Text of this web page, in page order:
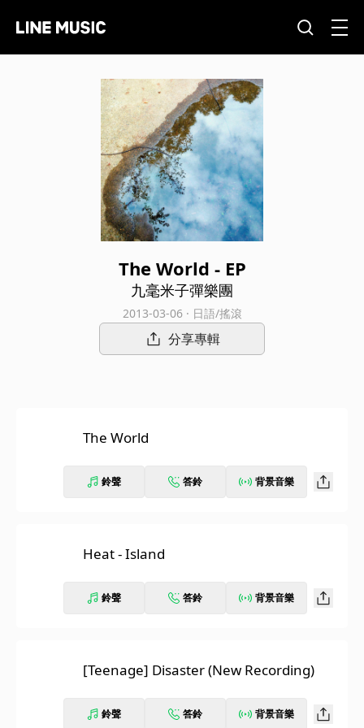
The World - EP
九毫米子彈樂團
2013-03-06 · 日語/搖滾
分享專輯
The World
鈴聲 答鈴 背景音樂
Heat - Island
鈴聲 答鈴 背景音樂
[Teenage] Disaster (New Recording)
鈴聲 答鈴 背景音樂